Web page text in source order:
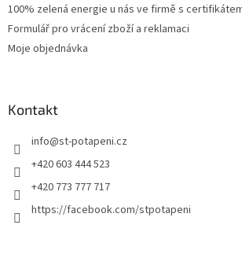
100% zelená energie u nás ve firmě s certifikátem
Formulář pro vrácení zboží a reklamaci
Moje objednávka
Kontakt
info@st-potapeni.cz
+420 603 444 523
+420 773 777 717
https://facebook.com/stpotapeni